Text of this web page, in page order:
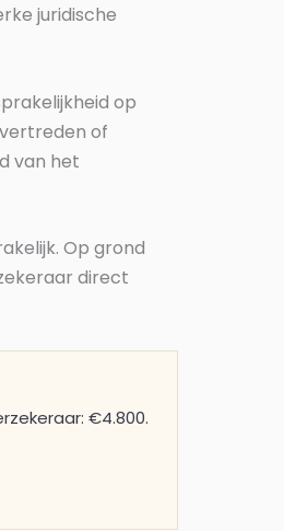
juridische
op
of
van het
Op grond
direct
€4.800.